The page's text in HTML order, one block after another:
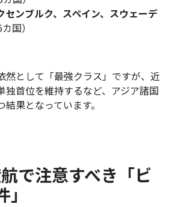
センブルク、スペイン、スウェーデ
国）
然として「最強クラス」ですが、近
独首位を維持するなど、アジア諸国
果となっています。
で注意すべき「ビ